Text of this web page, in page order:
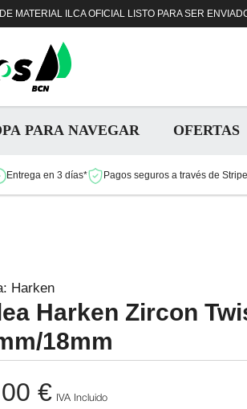
MATERIAL ILCA OFICIAL LISTO PARA SER
PARA NAVEGAR OFERTAS
Entrega en 3 días* Pagos seguros a través de Stripe
Harken
Harken Zircon
18mm
€ IVA Incluido